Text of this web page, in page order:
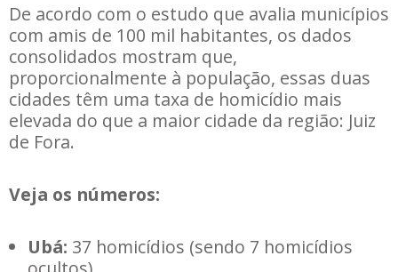
De acordo com o estudo que avalia municípios
com amis de 100 mil habitantes, os dados
consolidados mostram que,
proporcionalmente à população, essas duas
cidades têm uma taxa de homicídio mais
elevada do que a maior cidade da região: Juiz
de Fora.
Veja os números:
Ubá: 37 homicídios (sendo 7 homicídios